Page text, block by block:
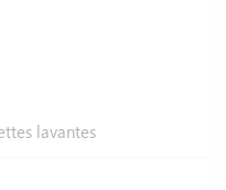
lavantes